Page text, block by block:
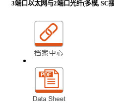
3端口以太网与2端口光纤(多模, SC